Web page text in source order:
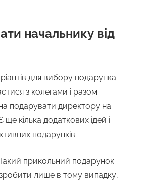
начальнику від
для вибору подарунка
з колегами і разом
подарувати директору на
кілька додаткових ідей і
подарунків:
прикольний подарунок
лише в тому випадку,